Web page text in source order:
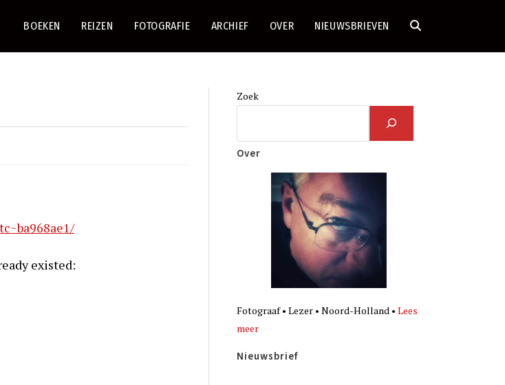
BOEKEN REIZEN FOTOGRAFIE ARCHIEF OVER NIEUWSBRIEVEN TOGGLE
existed:
Zoek
Over
Fotograaf • Lezer • Noord-Holland • Lees
meer
Nieuwsbrief